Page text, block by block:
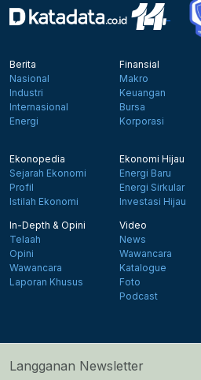
Berita
Nasional
Industri
Internasional
Energi
Finansial
Makro
Keuangan
Bursa
Korporasi
Ekonopedia
Sejarah Ekonomi
Profil
Istilah Ekonomi
Ekonomi Hijau
Energi Baru
Energi Sirkular
Investasi Hijau
In-Depth & Opini
Telaah
Opini
Wawancara
Laporan Khusus
Video
News
Wawancara
Katalogue
Foto
Podcast
Langganan Newsletter